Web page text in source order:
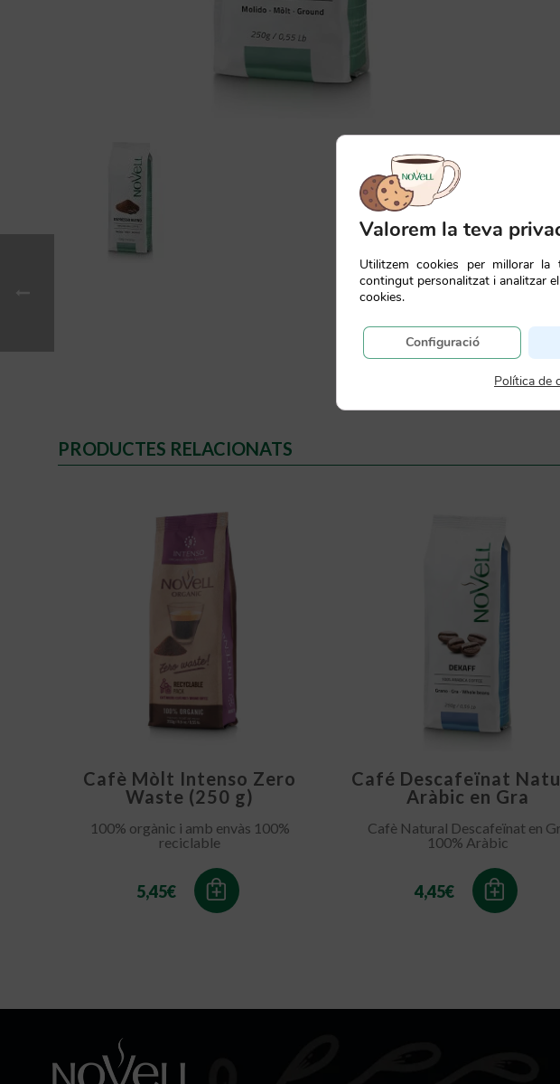
PRODUCTES RELACIONATS
5,45€
Cafè Mòlt Intenso Zero
Waste (250 g)
100% orgànic i amb envàs 100%
reciclable
4,45€
Café Descafeïnat
Aràbic en Gra
Cafè Natural Descafeïnat en
100% Aràbic
Valorem la teva
Utilitzem cookies per millorar la
contingut personalitzat i analitzar
cookies.
Configuració
Política de